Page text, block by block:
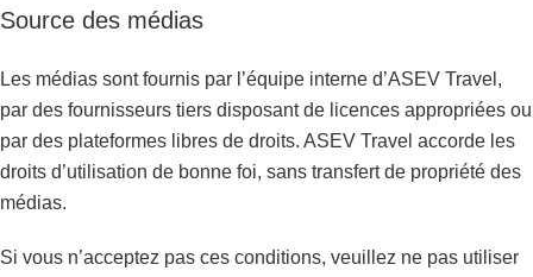
Source des médias
Les médias sont fournis par l’équipe interne d’ASEV Travel,
par des fournisseurs tiers disposant de licences appropriées ou
par des plateformes libres de droits. ASEV Travel accorde les
droits d’utilisation de bonne foi, sans transfert de propriété des
médias.
Si vous n’acceptez pas ces conditions, veuillez ne pas utiliser